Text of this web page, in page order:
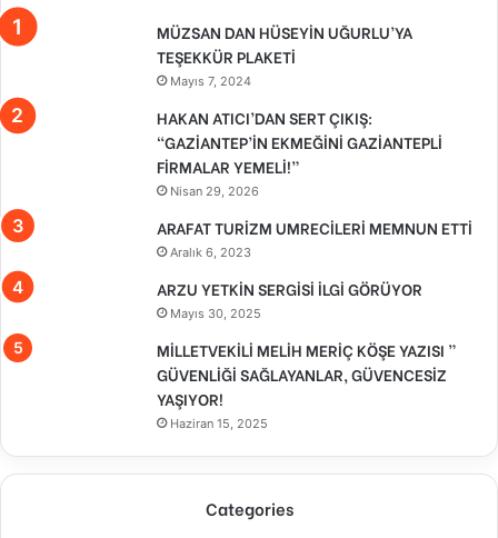
MÜZSAN DAN HÜSEYİN UĞURLU’YA
TEŞEKKÜR PLAKETİ
Mayıs 7, 2024
HAKAN ATICI’DAN SERT ÇIKIŞ:
“GAZİANTEP’İN EKMEĞİNİ GAZİANTEPLİ
FİRMALAR YEMELİ!”
Nisan 29, 2026
ARAFAT TURİZM UMRECİLERİ MEMNUN ETTİ
Aralık 6, 2023
ARZU YETKİN SERGİSİ İLGİ GÖRÜYOR
Mayıs 30, 2025
MİLLETVEKİLİ MELİH MERİÇ KÖŞE YAZISI ”
GÜVENLİĞİ SAĞLAYANLAR, GÜVENCESİZ
YAŞIYOR!
Haziran 15, 2025
Categories